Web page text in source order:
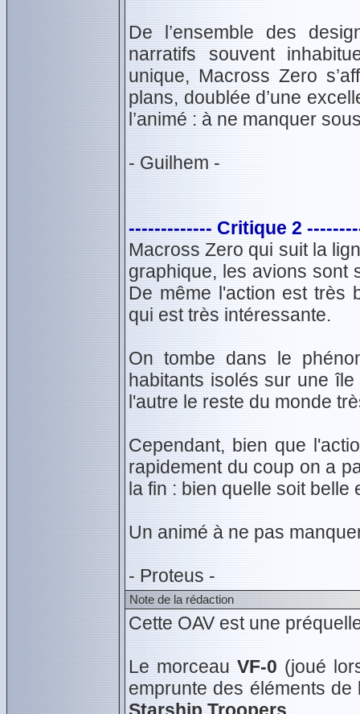
De l’ensemble des
narratifs souvent
unique, Macross Zero
plans, doublée d’une
l’animé : à ne manquer
- Guilhem -
------------- Critique 2
Macross Zero qui suit la
graphique, les avions sont
De même l'action est très
qui est très intéressante.
On tombe dans le
habitants isolés sur une
l'autre le reste du monde
Cependant, bien que
rapidement du coup on a
la fin : bien quelle soit belle
Un animé à ne pas
- Proteus -
Note de la rédaction
Cette OAV est une
Le morceau VF-0 (joué
emprunte des éléments